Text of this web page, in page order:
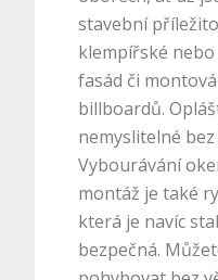
stavební
klempířské
fasád či
billboardů.
nemyslitelné
Vybourávání
montáž je také
která je navíc
bezpečná.